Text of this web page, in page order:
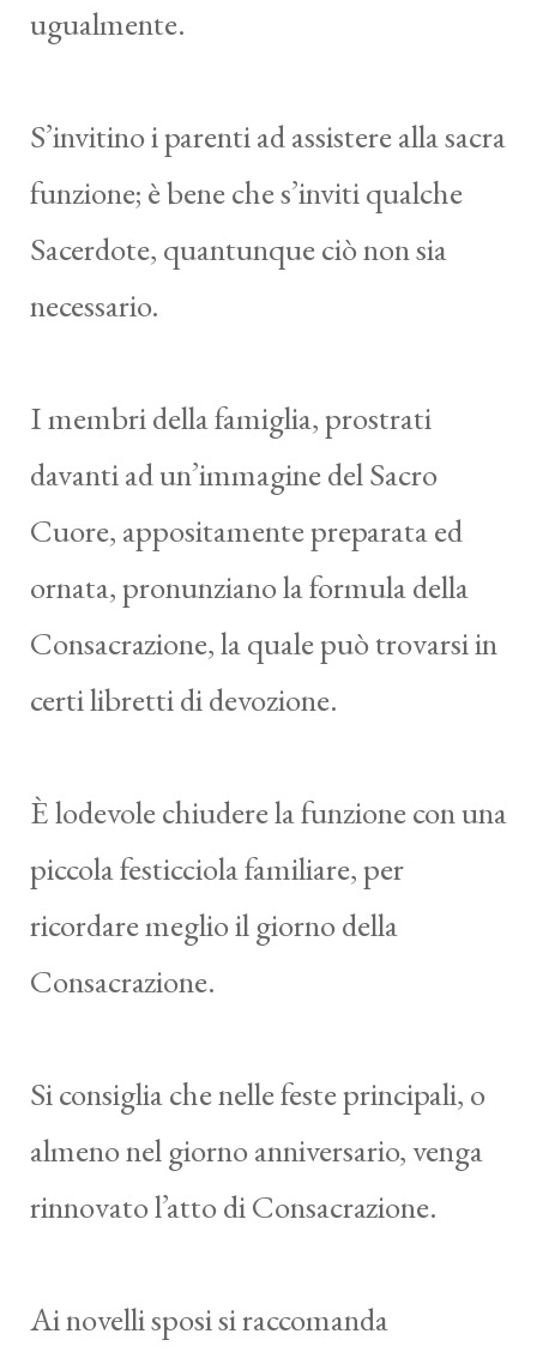
ugualmente.
S’invitino i parenti ad assistere alla sacra
funzione; è bene che s’inviti qualche
Sacerdote, quantunque ciò non sia
necessario.
I membri della famiglia, prostrati
davanti ad un’immagine del Sacro
Cuore, appositamente preparata ed
ornata, pronunziano la formula della
Consacrazione, la quale può trovarsi in
certi libretti di devozione.
È lodevole chiudere la funzione con una
piccola festicciola familiare, per
ricordare meglio il giorno della
Consacrazione.
Si consiglia che nelle feste principali, o
almeno nel giorno anniversario, venga
rinnovato l’atto di Consacrazione.
Ai novelli sposi si raccomanda